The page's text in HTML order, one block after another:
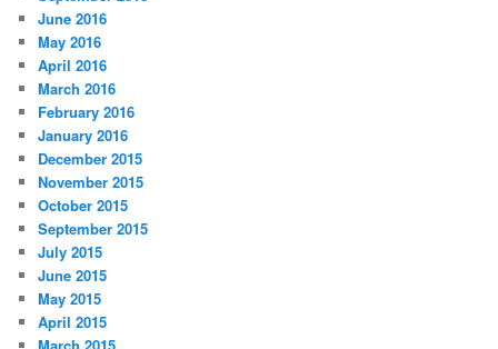
June 2016
May 2016
April 2016
March 2016
February 2016
January 2016
December 2015
November 2015
October 2015
September 2015
July 2015
June 2015
May 2015
April 2015